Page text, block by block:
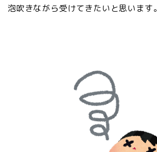
泡吹きながら受けてきたいと思います。